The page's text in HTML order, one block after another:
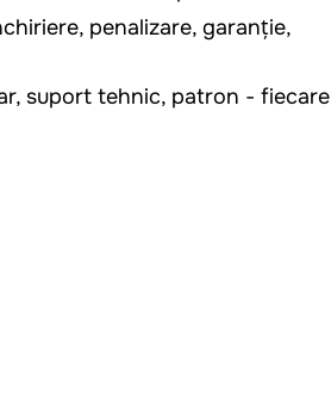
penalizare, garanție,
suport tehnic, patron - fiecare